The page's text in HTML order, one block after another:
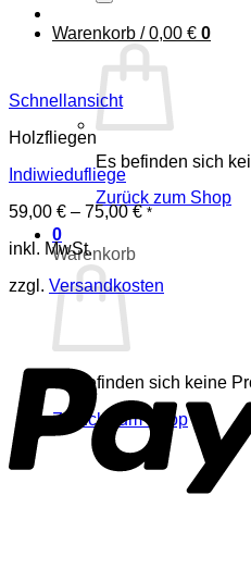
Warenkorb /0,00 € 0
Es befinden sich
Zurück zum Shop
0
Warenkorb
Es befinden sich keine
Zurück zum Shop
Schnellansicht
Holzfliegen
Indiwiedufliege
59,00 € – 75,00€ *
inkl. MwSt.
zzgl. Versandkosten